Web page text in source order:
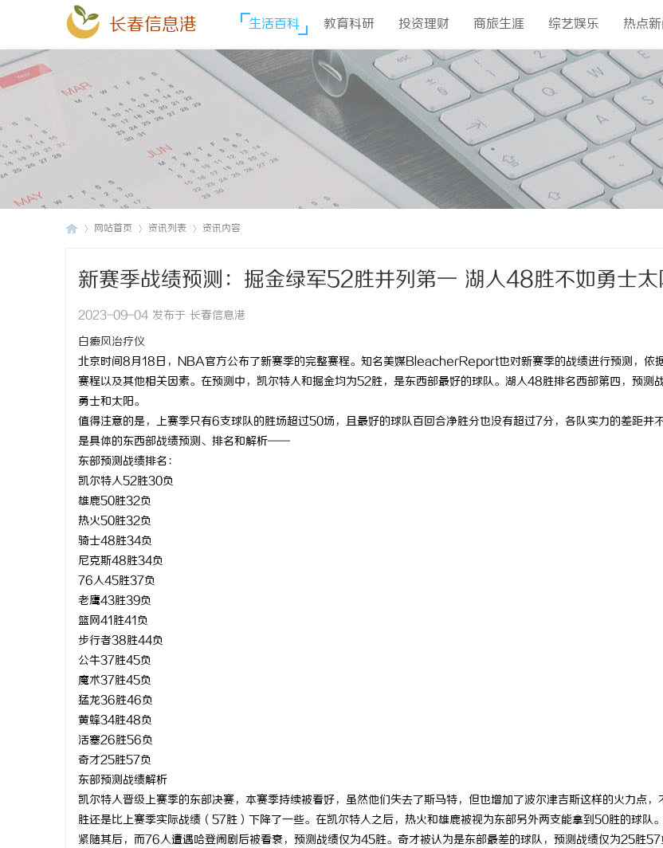
长春信息港 生活百科 教育科研 投资理财 商旅生涯 综艺娱乐 热点新
网站首页 资讯列表 资讯内容
新赛季战绩预测：掘金绿军52胜并列第一 湖人48胜不如勇士太
2023-09-04 发布于 长春信息港
白癜风治疗仪
北京时间8月18日，NBA官方公布了新赛季的完整赛程。知名美媒BleacherReport也对新赛季的战绩进行预测，依据
赛程以及其他相关因素。在预测中，凯尔特人和掘金均为52胜，是东西部最好的球队。湖人48胜排名西部第四，预测战
勇士和太阳。
值得注意的是，上赛季只有6支球队的胜场超过50场，且最好的球队百回合净胜分也没有超过7分，各队实力的差距并
是具体的东西部战绩预测、排名和解析——
东部预测战绩排名：
凯尔特人52胜30负
雄鹿50胜32负
热火50胜32负
骑士48胜34负
尼克斯48胜34负
76人45胜37负
老鹰43胜39负
篮网41胜41负
步行者38胜44负
公牛37胜45负
魔术37胜45负
猛龙36胜46负
黄蜂34胜48负
活塞26胜56负
奇才25胜57负
东部预测战绩解析
凯尔特人晋级上赛季的东部决赛，本赛季持续被看好，虽然他们失去了斯马特，但也增加了波尔津吉斯这样的火力点
胜还是比上赛季实际战绩（57胜）下降了一些。在凯尔特人之后，热火和雄鹿被视为东部另外两支能拿到50胜的球队
紧随其后，而76人遭遇哈登闹剧后被看衰，预测战绩仅为45胜。奇才被认为是东部最差的球队，预测战绩仅为25胜
LAVIDA乐樱国际医疗中心